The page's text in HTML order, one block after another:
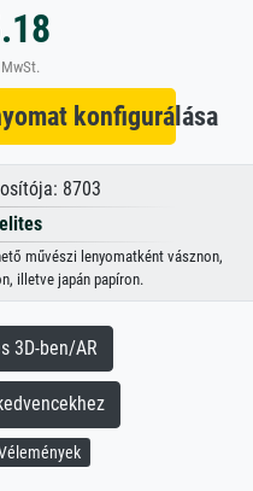
konfigurálása
8703
művészi lenyomatként vásznon,
illetve japán papíron.
3D-ben/AR